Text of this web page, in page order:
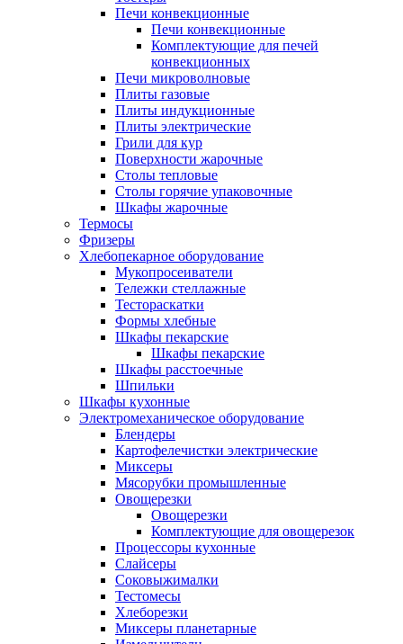
Печи конвекционные
Печи конвекционные
Комплектующие для печей
конвекционных
Печи микроволновые
Плиты газовые
Плиты индукционные
Плиты электрические
Грили для кур
Поверхности жарочные
Столы тепловые
Столы горячие упаковочные
Шкафы жарочные
Термосы
Фризеры
Хлебопекарное оборудование
Мукопросеиватели
Тележки стеллажные
Тестораскатки
Формы хлебные
Шкафы пекарские
Шкафы пекарские
Шкафы расстоечные
Шпильки
Шкафы кухонные
Электромеханическое оборудование
Блендеры
Картофелечистки электрические
Миксеры
Мясорубки промышленные
Овощерезки
Овощерезки
Комплектующие для овощерезок
Процессоры кухонные
Слайсеры
Соковыжималки
Тестомесы
Хлеборезки
Миксеры планетарные